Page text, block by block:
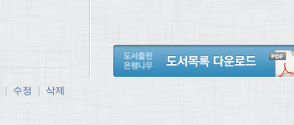
| 수정 | 삭제